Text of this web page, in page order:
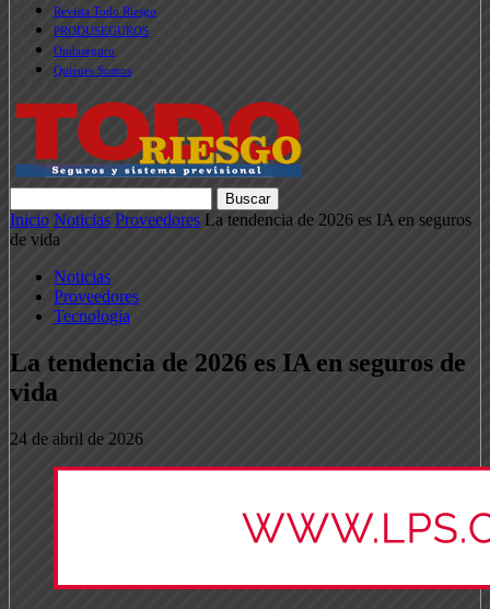
Revista Todo Riesgo
PRODUSEGUROS
Ondaseguro
Quienes Somos
Inicio Noticias Proveedores La tendencia de 2026 es IA en seguros
de vida
Noticias
Proveedores
Tecnologia
La tendencia de 2026 es IA en seguros de
vida
24 de abril de 2026